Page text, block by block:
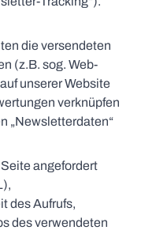
die versendeten
(z.B. sog. Web-
unserer Website
verknüpfen
„Newsletterdaten“
angefordert
des Aufrufs,
des verwendeten